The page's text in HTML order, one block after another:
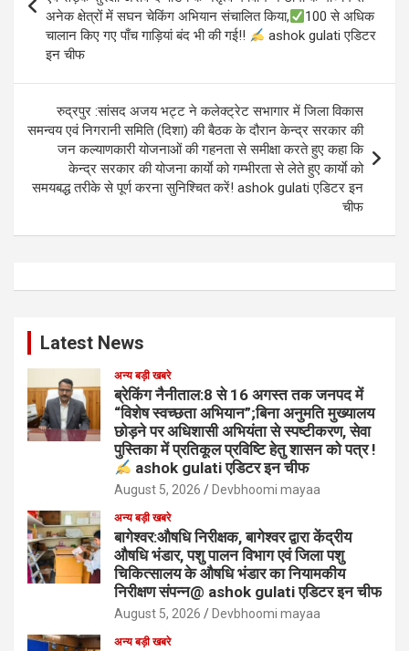
अनेक क्षेत्रों में सघन चेकिंग अभियान संचालित किया,
100 से अधिक
चालान किए गए पाँच गाड़ियां बंद भी की गई!!
ashok gulati एडिटर
इन चीफ
रुद्रपुर :सांसद अजय भट्ट ने कलेक्ट्रेट सभागार में जिला विकास
समन्वय एवं निगरानी समिति (दिशा) की बैठक के दौरान केन्द्र सरकार की
जन कल्याणकारी योजनाओं की गहनता से समीक्षा करते हुए कहा कि
केन्द्र सरकार की योजना कार्याे को गम्भीरता से लेते हुए कार्याे को
समयबद्ध तरीके से पूर्ण करना सुनिश्चित करें! ashok gulati एडिटर इन
चीफ
Latest News
अन्य बड़ी खबरे
ब्रेकिंग नैनीताल:8 से 16 अगस्त तक जनपद में
“विशेष स्वच्छता अभियान”;बिना अनुमति मुख्यालय
छोड़ने पर अधिशासी अभियंता से स्पष्टीकरण, सेवा
पुस्तिका में प्रतिकूल प्रविष्टि हेतु शासन को पत्र !
ashok gulati एडिटर इन चीफ
August 5, 2026 Devbhoomi mayaa
अन्य बड़ी खबरे
बागेश्वर:औषधि निरीक्षक, बागेश्वर द्वारा केंद्रीय
औषधि भंडार, पशु पालन विभाग एवं जिला पशु
चिकित्सालय के औषधि भंडार का नियामकीय
निरीक्षण संपन्न@ ashok gulati एडिटर इन चीफ
August 5, 2026 Devbhoomi mayaa
अन्य बड़ी खबरे